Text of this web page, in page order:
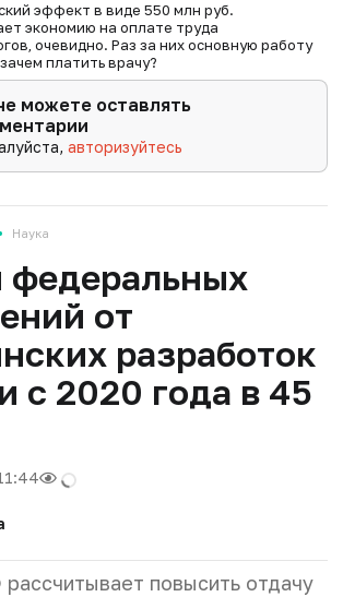
эффект в виде 550 млн руб.
экономию на оплате труда
очевидно. Раз за них основную работу
платить врачу?
можете оставлять
авторизуйтесь
• Наука
от
разработок
с 2020 года в 45
повысить отдачу